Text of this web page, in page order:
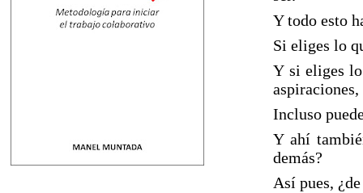
Y todo esto
Si eliges lo
Y si eliges lo
Incluso
Y ahí
demás?
Así pues,